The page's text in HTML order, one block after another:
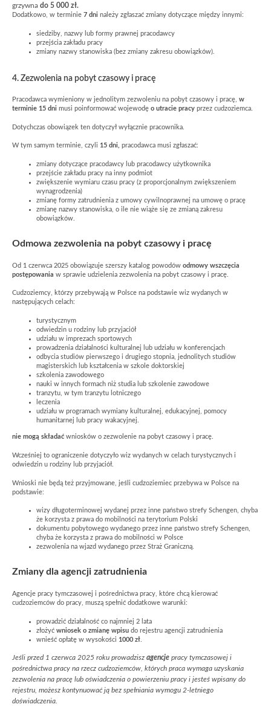
grzywna do 5 000 zł.
Dodatkowo, w terminie 7 dni należy zgłaszać zmiany dotyczące między innymi:
siedziby, nazwy lub formy prawnej pracodawcy
przejścia zakładu pracy
zmiany nazwy stanowiska (bez zmiany zakresu obowiązków).
4. Zezwolenia na pobyt czasowy i pracę
Pracodawca wymieniony w jednolitym zezwoleniu na pobyt czasowy i pracę, w
terminie 15 dni musi poinformować wojewodę o utracie pracy przez cudzoziemca.
Dotychczas obowiązek ten dotyczył wyłącznie pracownika.
W tym samym terminie, czyli 15 dni, pracodawca musi zgłaszać:
zmiany dotyczące pracodawcy lub pracodawcy użytkownika
przejście zakładu pracy na inny podmiot
zwiększenie wymiaru czasu pracy (z proporcjonalnym zwiększeniem
wynagrodzenia)
zmianę formy zatrudnienia z umowy cywilnoprawnej na umowę o pracę
zmianę nazwy stanowiska, o ile nie wiąże się ze zmianą zakresu
obowiązków.
Odmowa zezwolenia na pobyt czasowy i pracę
Od 1 czerwca 2025 obowiązuje szerszy katalog powodów odmowy wszczęcia
postępowania w sprawie udzielenia zezwolenia na pobyt czasowy i pracę.
Cudzoziemcy, którzy przebywają w Polsce na podstawie wiz wydanych w
następujących celach:
turystycznym
odwiedzin u rodziny lub przyjaciół
udziału w imprezach sportowych
prowadzenia działalności kulturalnej lub udziału w konferencjach
odbycia studiów pierwszego i drugiego stopnia, jednolitych studiów
magisterskich lub kształcenia w szkole doktorskiej
szkolenia zawodowego
nauki w innych formach niż studia lub szkolenie zawodowe
tranzytu, w tym tranzytu lotniczego
leczenia
udziału w programach wymiany kulturalnej, edukacyjnej, pomocy
humanitarnej lub pracy wakacyjnej.
nie mogą składać wniosków o zezwolenie na pobyt czasowy i pracę.
Wcześniej to ograniczenie dotyczyło wiz wydanych w celach turystycznych i
odwiedzin u rodziny lub przyjaciół.
Wnioski nie będą też przyjmowane, jeśli cudzoziemiec przebywa w Polsce na
podstawie:
wizy długoterminowej wydanej przez inne państwo strefy Schengen, chyba
że korzysta z prawa do mobilności na terytorium Polski
dokumentu pobytowego wydanego przez inne państwo strefy Schengen,
chyba że korzysta z prawa do mobilności w Polsce
zezwolenia na wjazd wydanego przez Straż Graniczną.
Zmiany dla agencji zatrudnienia
Agencje pracy tymczasowej i pośrednictwa pracy, które chcą kierować
cudzoziemców do pracy, muszą spełnić dodatkowe warunki:
prowadzić działalność co najmniej 2 lata
złożyć wniosek o zmianę wpisu do rejestru agencji zatrudnienia
wnieść opłatę w wysokości 1000 zł
Jeśli przed 1 czerwca 2025 roku prowadzisz agencje pracy tymczasowej i
pośrednictwa pracy na rzecz cudzoziemców, których praca wymaga uzyskania
zezwolenia na pracę lub oświadczenia o powierzeniu pracy i jesteś wpisany do
rejestru, możesz kontynuować ją bez spełniania wymogu 2-letniego
doświadczenia.